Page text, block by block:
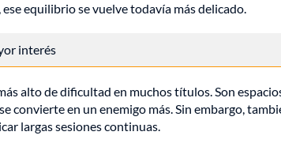
equilibrio se vuelve todavía más delicado.
interés
alto de dificultad en muchos títulos. Son
convierte en un enemigo más. Sin embargo,
largas sesiones continuas.